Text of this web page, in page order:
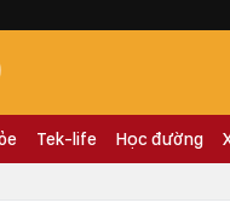
Tek-life Học đường